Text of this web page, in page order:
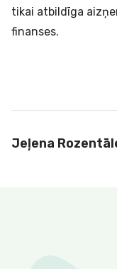
tikai atbildīga
finanses.
Jeļena